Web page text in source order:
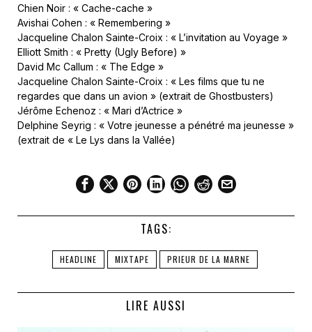
Chien Noir : « Cache-cache »
Avishai Cohen : « Remembering »
Jacqueline Chalon Sainte-Croix : « L’invitation au Voyage »
Elliott Smith : « Pretty (Ugly Before) »
David Mc Callum : « The Edge »
Jacqueline Chalon Sainte-Croix : « Les films que tu ne
regardes que dans un avion » (extrait de Ghostbusters)
Jérôme Echenoz : « Mari d’Actrice »
Delphine Seyrig : « Votre jeunesse a pénétré ma jeunesse »
(extrait de « Le Lys dans la Vallée)
TAGS:
HEADLINE MIXTAPE PRIEUR DE LA MARNE
LIRE AUSSI